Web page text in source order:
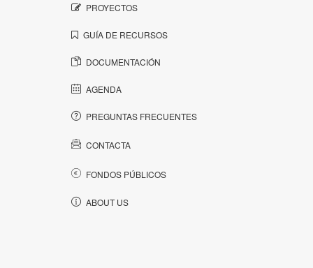
PROYECTOS
GUÍA DE RECURSOS
DOCUMENTACIÓN
AGENDA
PREGUNTAS FRECUENTES
CONTACTA
FONDOS PÚBLICOS
ABOUT US